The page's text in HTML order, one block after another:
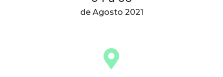
de Agosto 2021